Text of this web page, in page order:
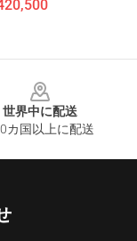
世界中に配送
カ国以上に配送